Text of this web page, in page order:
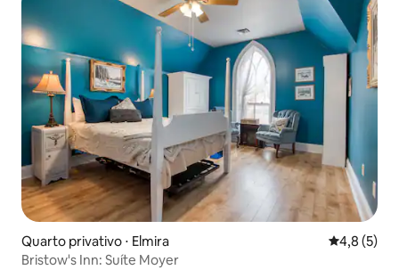
Quarto privativo ⋅ Elmira 4,8 de
4,8 (5)
Bristow's Inn: Suíte Moyer